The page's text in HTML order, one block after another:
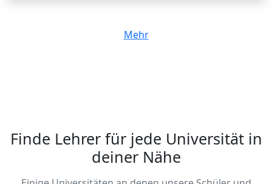
Mehr
Finde Lehrer für jede Universität in
deiner Nähe